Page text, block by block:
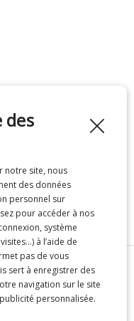
À propos de nous
légales
des
notre site, nous
des données
personnel sur
pour accéder à nos
système
à l’aide de
pas de vous
sert à enregistrer des
navigation sur le site
personnalisée.